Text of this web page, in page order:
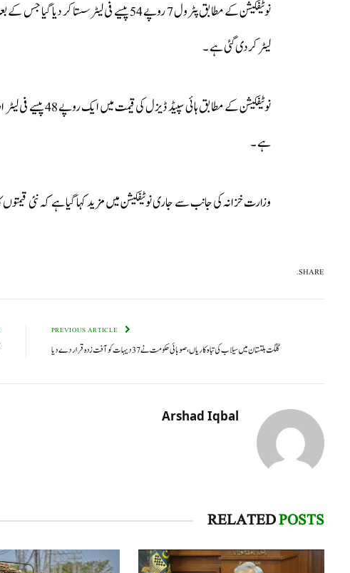
لیٹر کردی گئی ہے ۔
ہے ۔
وزارت خزانہ کی جانب سے جاری نوٹیفکیشن میں مزید کہا گیا ہے کہ نئی قیمتوں کا اطلاق یکم
SHARE.
گلگت بلتستان میں سیلاب کی تباہ کاریاں، صوبائی حکومت نے 37 دیہات کو آفت زدہ قرار دے دیا
Arshad Iqbal
RELATEDPOSTS